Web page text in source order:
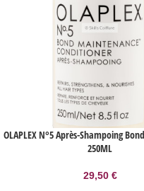
OLAPLEX N°5 Après-Shampoing
250ML
29,50 €